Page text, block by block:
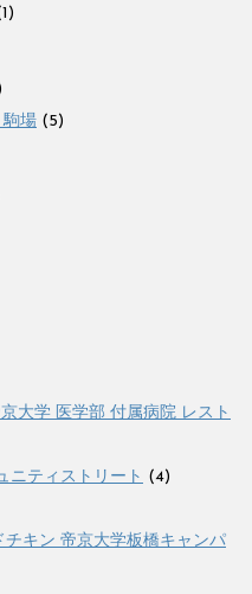
駒場 (5)
大学 医学部 付属病院 レスト
ニティストリート (4)
キン 帝京大学板橋キャンパ